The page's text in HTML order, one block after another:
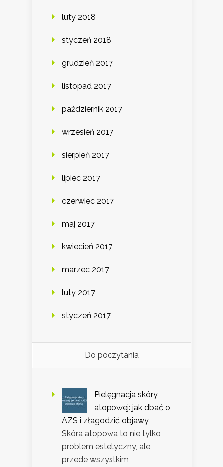
luty 2018
styczeń 2018
grudzień 2017
listopad 2017
październik 2017
wrzesień 2017
sierpień 2017
lipiec 2017
czerwiec 2017
maj 2017
kwiecień 2017
marzec 2017
luty 2017
styczeń 2017
Do poczytania
Pielęgnacja skóry
atopowej: jak dbać o
AZS i złagodzić objawy
Skóra atopowa to nie tylko
problem estetyczny, ale
przede wszystkim